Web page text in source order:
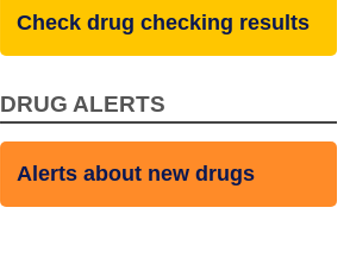
Check drug checking results
DRUG ALERTS
Alerts about new drugs